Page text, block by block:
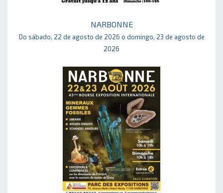
NARBONNE
Do sábado, 22 de agosto de 2026 o domingo, 23 de agosto de
2026